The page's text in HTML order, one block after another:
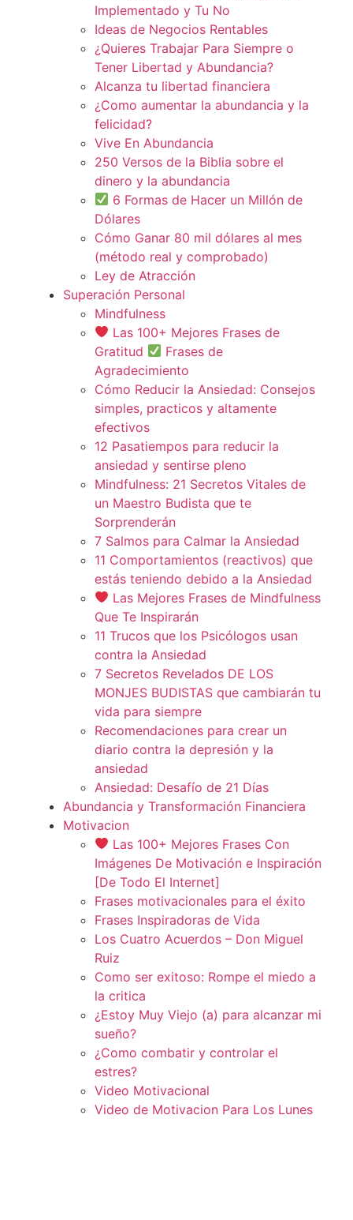
Implementado y Tu No
Ideas de Negocios Rentables
¿Quieres Trabajar Para Siempre o
Tener Libertad y Abundancia?
Alcanza tu libertad financiera
¿Como aumentar la abundancia y la
felicidad?
Vive En Abundancia
250 Versos de la Biblia sobre el
dinero y la abundancia
6 Formas de Hacer un Millón de
Dólares
Cómo Ganar 80 mil dólares al mes
(método real y comprobado)
Ley de Atracción
Superación Personal
Mindfulness
Las 100+ Mejores Frases de
Gratitud
Frases de
Agradecimiento
Cómo Reducir la Ansiedad: Consejos
simples, practicos y altamente
efectivos
12 Pasatiempos para reducir la
ansiedad y sentirse pleno
Mindfulness: 21 Secretos Vitales de
un Maestro Budista que te
Sorprenderán
7 Salmos para Calmar la Ansiedad
11 Comportamientos (reactivos) que
estás teniendo debido a la Ansiedad
Las Mejores Frases de Mindfulness
Que Te Inspirarán
11 Trucos que los Psicólogos usan
contra la Ansiedad
7 Secretos Revelados DE LOS
MONJES BUDISTAS que cambiarán tu
vida para siempre
Recomendaciones para crear un
diario contra la depresión y la
ansiedad
Ansiedad: Desafío de 21 Días
Abundancia y Transformación Financiera
Motivacion
Las 100+ Mejores Frases Con
Imágenes De Motivación e Inspiración
[De Todo El Internet]
Frases motivacionales para el éxito
Frases Inspiradoras de Vida
Los Cuatro Acuerdos – Don Miguel
Ruiz
Como ser exitoso: Rompe el miedo a
la critica
¿Estoy Muy Viejo (a) para alcanzar mi
sueño?
¿Como combatir y controlar el
estres?
Video Motivacional
Video de Motivacion Para Los Lunes